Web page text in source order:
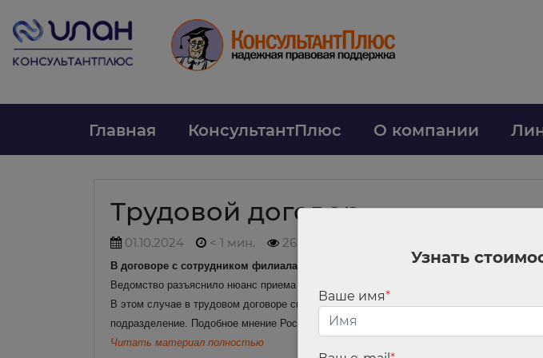
Главная КонсультантПлюс О компании
Трудовой договор
01.10.2024 < 1 мин. 262
В договоре с сотрудником филиала надо указать населенный пункт как место
Ведомство разъяснило нюанс приема на работу сотрудника в обособленное
В этом случае в трудовом договоре специалиста следует указать в качестве места
подразделение. Подобное мнение Роструд уже высказывал.
Читать материал полностью
Узнать
Ваше имя*